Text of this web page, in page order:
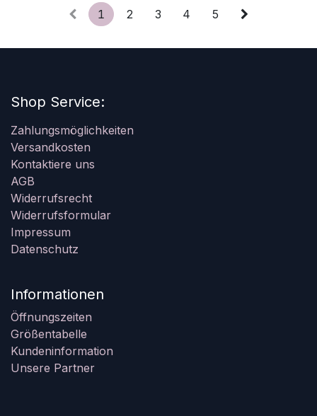
1 2 3 4 5
Shop Service:
Zahlungsmöglichkeiten
Versandkosten
Kontaktiere uns
AGB
Widerrufsrecht
Widerrufsformular
Impressum
Datenschutz
Informationen
Öffnungszeiten
Größentabelle
Kundeninformation
Unsere Partner